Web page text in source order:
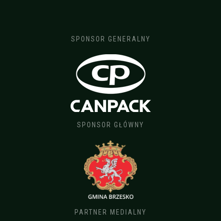
SPONSOR GENERALNY
SPONSOR GŁÓWNY
PARTNER MEDIALNY